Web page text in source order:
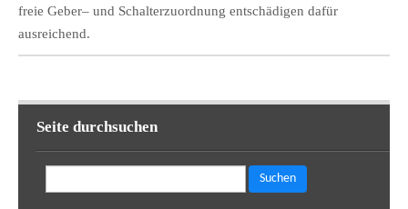
freie Geber– und Schalterzuordnung entschädigen dafür
ausreichend.
Seite durchsuchen
nach: